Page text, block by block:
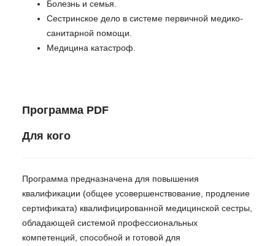
Болезнь и семья.
Сестринское дело в системе первичной медико-
санитарной помощи.
Медицина катастроф.
Программа PDF
Для кого
Программа предназначена для повышения
квалификации (общее усовершенствование, продление
сертификата) квалифицированной медицинской сестры,
обладающей системой профессиональных
компетенций, способной и готовой для